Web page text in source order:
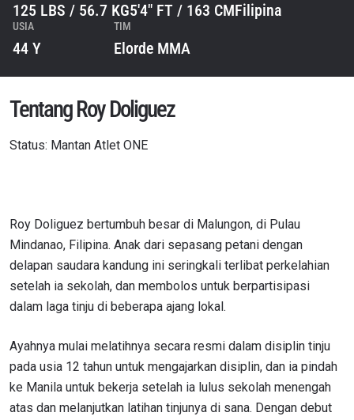
125 LBS / 56.7 KG5'4" FT / 163 CMFilipina
USIA
44 Y
TIM
Elorde MMA
Tentang Roy Doliguez
Status: Mantan Atlet ONE
Roy Doliguez bertumbuh besar di Malungon, di Pulau
Mindanao, Filipina. Anak dari sepasang petani dengan
delapan saudara kandung ini seringkali terlibat perkelahian
setelah ia sekolah, dan membolos untuk berpartisipasi
dalam laga tinju di beberapa ajang lokal.
Ayahnya mulai melatihnya secara resmi dalam disiplin tinju
pada usia 12 tahun untuk mengajarkan disiplin, dan ia pindah
ke Manila untuk bekerja setelah ia lulus sekolah menengah
atas dan melanjutkan latihan tinjunya di sana. Dengan debut